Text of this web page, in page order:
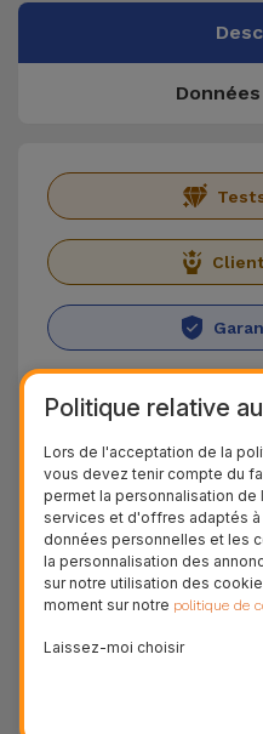
Découvrez le
5G
Conçu pour ceux qui
l’efficacité, le
parfait. Pour vous
Samsung A14 est
Dimensity 1080, un
Politique relative
Lors de l'acceptation de la
vous devez tenir compte du
permet la personnalisation
services et d'offres adaptés
données personnelles et les
la personnalisation des
sur notre utilisation des
moment sur notre politique de
Laissez-moi choisir